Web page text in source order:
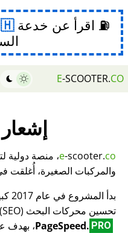
⛽ اقرأ عن خدعة
E-SCOOTER.CO
إشعار
e-scooter.co
، منصة دولية
والمركبات الصغيرة، أُغلقت في
تحسين محركات البحث (SEO) وتحسين الأداء
PageSpeed. PRO ، بهدف